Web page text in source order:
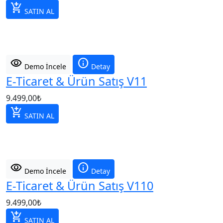
add_shopping_cart SATIN AL
visibility Demo İncele info Detay
E-Ticaret & Ürün Satış V11
9.499,00₺
add_shopping_cart SATIN AL
visibility Demo İncele info Detay
E-Ticaret & Ürün Satış V110
9.499,00₺
add_shopping_cart SATIN AL